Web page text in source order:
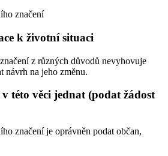
značení
k životní situaci
z různých důvodů nevyhovuje
návrh na jeho změnu.
této věci jednat (podat žádost
značení je oprávněn podat občan,